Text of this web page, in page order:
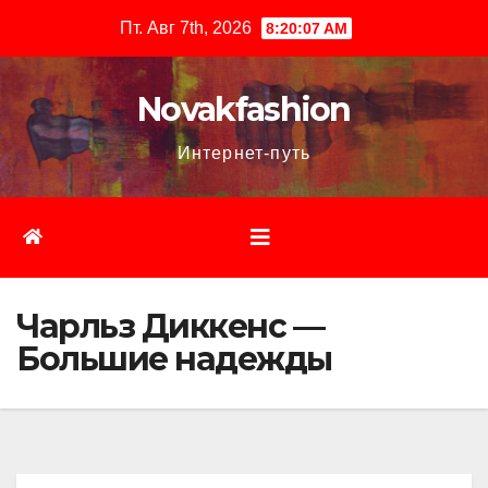
содержимому
Пт. Авг 7th, 2026 8:20:09 AM
Novakfashion
Интернет-путь
Чарльз Диккенс —
Большие надежды